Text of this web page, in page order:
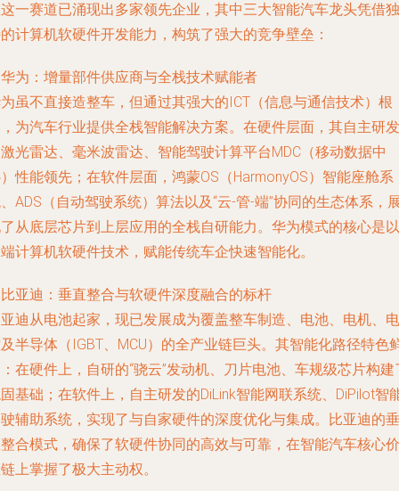
一赛道已涌现出多家领先企业，其中三大智能汽车龙头凭借独
计算机软硬件开发能力，构筑了强大的竞争壁垒：
为：增量部件供应商与全栈技术赋能者
虽不直接造整车，但通过其强大的ICT（信息与通信技术）根
为汽车行业提供全栈智能解决方案。在硬件层面，其自主研发
光雷达、毫米波雷达、智能驾驶计算平台MDC（移动数据中
性能领先；在软件层面，鸿蒙OS（HarmonyOS）智能座舱系
ADS（自动驾驶系统）算法以及“云-管-端”协同的生态体系，
从底层芯片到上层应用的全栈自研能力。华为模式的核心是以
计算机软硬件技术，赋能传统车企快速智能化。
亚迪：垂直整合与软硬件深度融合的标杆
迪从电池起家，现已发展成为覆盖整车制造、电池、电机、电
半导体（IGBT、MCU）的全产业链巨头。其智能化路径特色
在硬件上，自研的“骁云”发动机、刀片电池、车规级芯片构建
基础；在软件上，自主研发的DiLink智能网联系统、DiPilot智
辅助系统，实现了与自家硬件的深度优化与集成。比亚迪的垂
合模式，确保了软硬件协同的高效与可靠，在智能汽车核心价
上掌握了极大主动权。